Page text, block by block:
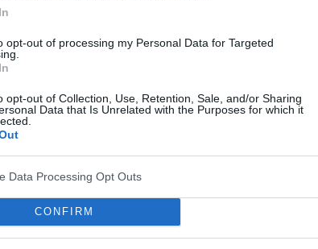
opt-out of processing my Personal Data for Targeted
opt-out of Collection, Use, Retention, Sale, and/or Sharing
Data that Is Unrelated with the Purposes for which it
Data Processing Opt Outs
CONFIRM
miejscowo istotnie zaawansowanych.
po wstępnej rewizji jamy brzusznej i ocenie
powierzchni otrzewnej, nie raz ze zmienionymi
jelita cienkiego, grubego, wątroby, gonady).
długotrwałe- czas operatywny może sięgać
lekarskiego wytrzymałości,
praktyki w pracy z chorymi
przystępuje się do